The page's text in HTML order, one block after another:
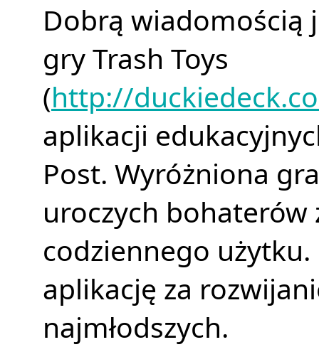
Dobrą wiadomością
gry Trash Toys
(http://
aplikacji
Post. Wyróżniona
uroczych
codziennego
aplikację za
najmłodszych.